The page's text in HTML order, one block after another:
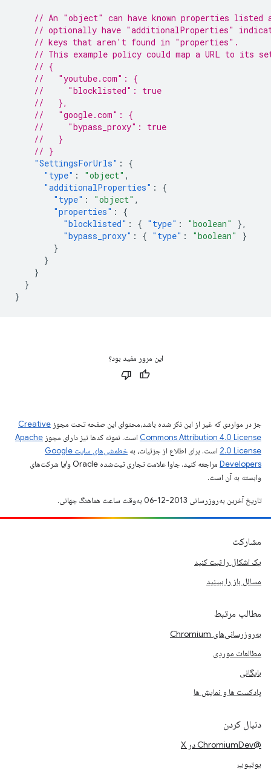
// An "object" can have known properties listed
// optionally have "additionalProperties"
// keys that aren't found in "properties".
// This example policy could map a URL to its
// {
//   "youtube.com": {
//     "blocklisted": true
//   },
//   "google.com": {
//     "bypass_proxy": true
//   }
// }
"SettingsForUrls" :
{
"type" : "object" ,
"additionalProperties" :
{
"type" : "object" ,
"properties" :
{
"blocklisted" : { "type" : "boolean"
},
"bypass_proxy" : { "type" : "boolean"
}
}
}
}
}
}
این مرور مفید بود؟
جز در مواردی که غیر از این ذکر شده باشد،‌محتوای این صفحه تحت مجوز Creative
Commons Attribution 4.0 License است. نمونه کدها نیز دارای مجوز Apache
2.0 License است. برای اطلاع از جزئیات، به
خطمشی‌های سایت Google
Developers‏
مراجعه کنید. جاوا علامت تجاری ثبت‌شده Oracle و/یا شرکت‌های
وابسته به آن است.
تاریخ آخرین به‌روزرسانی 2013-12-06 به‌وقت ساعت هماهنگ جهانی.
مشارکت
یک اشکال را ثبت کنید
مسائل باز را ببینید
مطالب مرتبط
به‌روزرسانی‌های Chromium
مطالعات موردی
بایگانی
پادکست ها و نمایش ها
دنبال کردن
@ChromiumDev در X
یوتیوب